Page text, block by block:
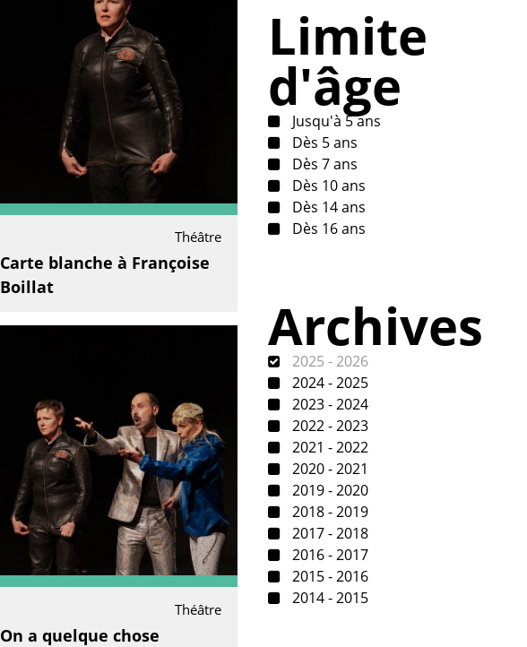
Théâtre
Carte blanche à Françoise
Boillat
Théâtre
On a quelque chose
Limite
d'âge
Jusqu'à 5 ans
Dès 5 ans
Dès 7 ans
Dès 10 ans
Dès 14 ans
Dès 16 ans
Archives
2025 - 2026
2024 - 2025
2023 - 2024
2022 - 2023
2021 - 2022
2020 - 2021
2019 - 2020
2018 - 2019
2017 - 2018
2016 - 2017
2015 - 2016
2014 - 2015